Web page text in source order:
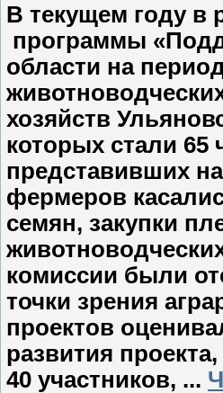
В текущем году в
программы
области на
хозяйств
которых стали 65
представивших
фермеров
семян, закупки
комиссии были
точки зрения
проектов
развития
40 участников, ...